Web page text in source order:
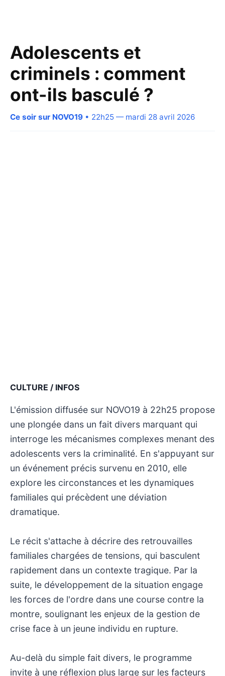
Adolescents et
criminels : comment
ont-ils basculé ?
Ce soir sur NOVO19 • 22h25 — mardi 28 avril 2026
CULTURE / INFOS
L'émission diffusée sur NOVO19 à 22h25 propose
une plongée dans un fait divers marquant qui
interroge les mécanismes complexes menant des
adolescents vers la criminalité. En s'appuyant sur
un événement précis survenu en 2010, elle
explore les circonstances et les dynamiques
familiales qui précèdent une déviation
dramatique.
Le récit s'attache à décrire des retrouvailles
familiales chargées de tensions, qui basculent
rapidement dans un contexte tragique. Par la
suite, le développement de la situation engage
les forces de l'ordre dans une course contre la
montre, soulignant les enjeux de la gestion de
crise face à un jeune individu en rupture.
Au-delà du simple fait divers, le programme
invite à une réflexion plus large sur les facteurs